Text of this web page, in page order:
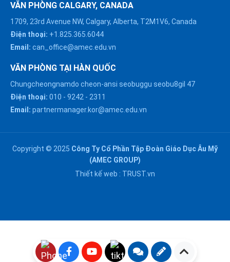
VĂN PHÒNG CALGARY, CANADA
1709, 23rd Avenue NW, Calgary, Alberta, T2M1V6, Canada
Điện thoại: +1.825.365.6044
Email: can_office@amec.edu.vn
VĂN PHÒNG TẠI HÀN QUỐC
Chungcheongnamdo cheon-ansi seobuggu seobu8gil 47
Điện thoại: 010 - 9242 - 2311
Email: partnermanager.kor@amec.edu.vn
Copyright © 2025 Công Ty Cổ Phần Tập Đoàn Giáo Dục Âu Mỹ
(AMEC GROUP)
Thiết kế web : TRUST.vn
HÀ NỘI :
0914863466
ĐÀ NẴNG :
0916082128
HỒ CHÍ MINH :
0911002551
Chat với chúng tôi trên
Zalo